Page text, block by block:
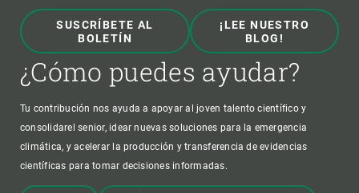
SUSCRÍBETE AL
BOLETÍN
¡LEE NUESTRO
BLOG!
¿Cómo puedes ayudar?
Tu contribución nos ayuda a apoyar al joven talento científico y
consolidarel senior, idear nuevas soluciones para la emergencia
climática, y acelerar la producción y transferencia de evidencias
científicas para tomar decisiones informadas.